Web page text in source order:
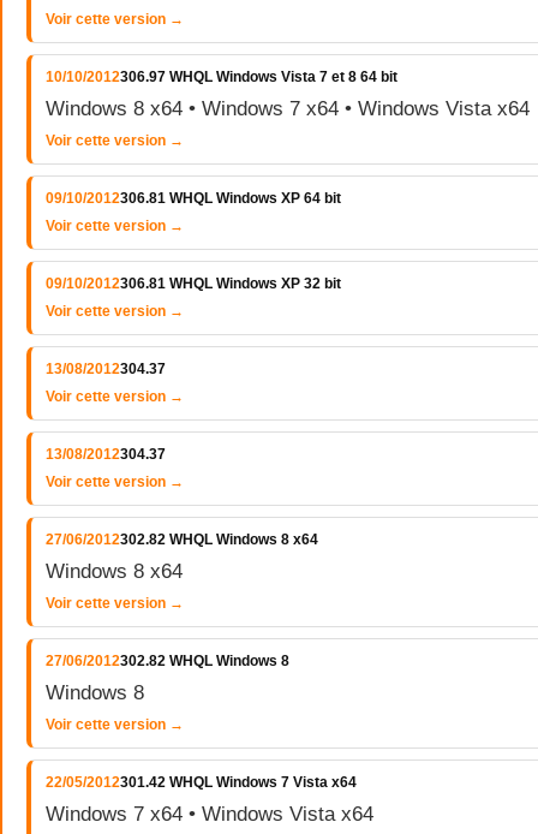
Voir cette version →
10/10/2012306.97 WHQL Windows Vista 7 et 8 64 bit
Windows 8 x64 • Windows 7 x64 • Windows Vista x64
Voir cette version →
09/10/2012306.81 WHQL Windows XP 64 bit
Voir cette version →
09/10/2012306.81 WHQL Windows XP 32 bit
Voir cette version →
13/08/2012304.37
Voir cette version →
13/08/2012304.37
Voir cette version →
27/06/2012302.82 WHQL Windows 8 x64
Windows 8 x64
Voir cette version →
27/06/2012302.82 WHQL Windows 8
Windows 8
Voir cette version →
22/05/2012301.42 WHQL Windows 7 Vista x64
Windows 7 x64 • Windows Vista x64